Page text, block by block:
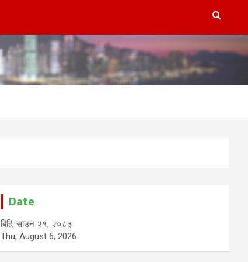
Date
बिहि, साउन २१, २०८३
Thu, August 6, 2026